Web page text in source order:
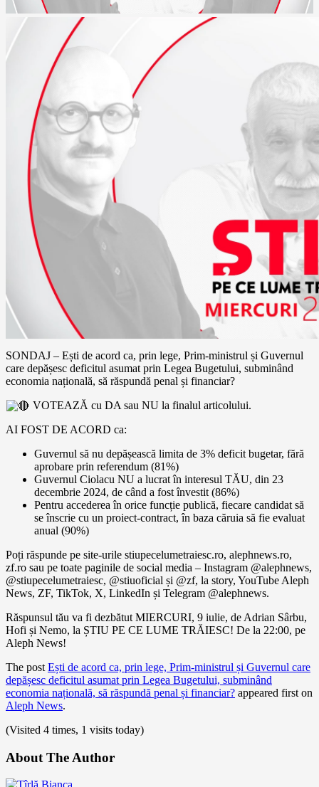
SONDAJ – Ești de acord ca, prin lege, Prim-ministrul și Guvernul
care depășesc deficitul asumat prin Legea Bugetului, subminând
economia națională, să răspundă penal și financiar?
VOTEAZĂ cu DA sau NU la finalul articolului.
AI FOST DE ACORD ca:
Guvernul să nu depășească limita de 3% deficit bugetar, fără
aprobare prin referendum (81%)
Guvernul Ciolacu NU a lucrat în interesul TĂU, din 23
decembrie 2024, de când a fost învestit (86%)
Pentru accederea în orice funcție publică, fiecare candidat să
se înscrie cu un proiect-contract, în baza căruia să fie evaluat
anual (90%)
Poți răspunde pe site-urile stiupecelumetraiesc.ro, alephnews.ro,
zf.ro sau pe toate paginile de social media – Instagram @alephnews,
@stiupecelumetraiesc, @stiuoficial și @zf, la story, YouTube Aleph
News, ZF, TikTok, X, LinkedIn și Telegram @alephnews.
Răspunsul tău va fi dezbătut MIERCURI, 9 iulie, de Adrian Sârbu,
Hofi și Nemo, la ȘTIU PE CE LUME TRĂIESC! De la 22:00, pe
Aleph News!
The post Ești de acord ca, prin lege, Prim-ministrul și Guvernul care
depășesc deficitul asumat prin Legea Bugetului, subminând
economia națională, să răspundă penal și financiar? appeared first on
Aleph News.
(Visited 4 times, 1 visits today)
About The Author